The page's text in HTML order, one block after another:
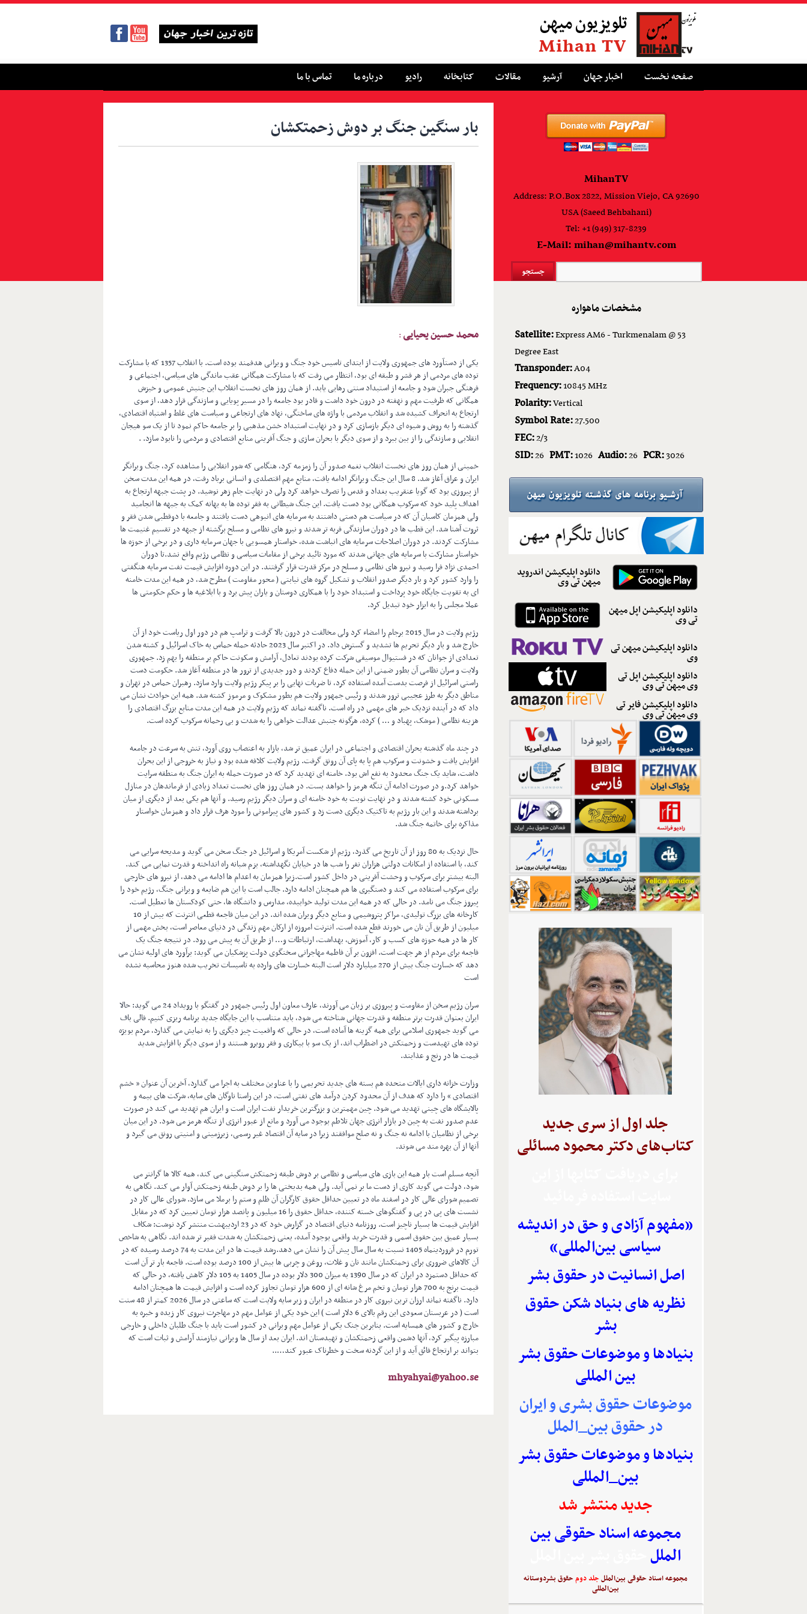
تلویزیون میهن
Mihan TV
صفحه نخست اخبار جهان آرشیو مقالات کتابخانه رادیو درباره ما تماس با ما
بار سنگین جنگ بر دوش زحمتکشان
محمد حسین یحیایی :
یکی از دستآورد های جمهوری ولایت از ابتدای تاسیس خود جنگ و ویرانی هدفمند بوده است. با انقلاب 1357 که با مشارکت
توده های مردمی از هر قشر و طبقه ای بود، انتظار می رفت که با مشارکت همگانی عقب ماندگی های سیاسی، اجتماعی و
فرهنگی جبران شود و جامعه از استبداد سنتی رهایی یابد. از همان روز های نخست انقلاب این جنبش عمومی و خیزش
همگانی که ظرفیت مهم و نهفته در درون خود داشت و قادر بود جامعه را در مسیر پویایی و سازندگی قرار دهد، از سوی
ارتجاع به انحراف کشیده شد و انقلاب مردمی با واژه های ساختگی، نهاد های ارتجاعی و سیاست های غلط و اشتباه اقتصادی،
گذشته را به روش و شیوه ای دیگر بازسازی کرد و در نهایت استبداد خشن مذهبی را بر جامعه حاکم نمود تا از یک سو هیجان
انقلابی و سازندگی را از بین ببرد و از سوی دیگر با بحران سازی و جنگ آفرینی منابع اقتصادی و مردمی را نابود سازد. .
خمینی از همان روز های نخست انقلاب نغمه صدور آن را زمزمه کرد، هنگامی که شور انقلابی را مشاهده کرد، جنگ ویرانگر
ایران و عراق آغاز شد. 8 سال این جنگ ویرانگر ادامه یافت، منابع مهم اقتصلدی و انسانی برباد رفت، در همه این مدت سخن
از پیروزی بود که گویا عنقریب بغداد و قدس را تصرف خواهد کرد ولی در نهایت جام زهر نوشید. در پشت جبهه ارتجاع به
اهداف پلید خود که سرکوب همگانی بود دست یافت. این جنگ شیطانی به فقر توده ها به بهانه کمک به جبهه ها انجامید
ولی همزمان کاسبان آن که در سیاست هم دستی داشتند به سرمایه های انبوهی دست یافتند و جامعه با دوقطبی شدن فقر و
ثروت آشنا شد. این قطب ها در دوران سازندگی فربه تر شدند و نیرو های نظامی و مسلح برگشته از جبهه در تقسیم غنیمت ها
مشارکت کردند. در دوران اصلاحات سرمایه های انباشت شده، خواستار همسویی با جهان سرمایه داری و در برخی از حوزه ها
خواستار مشارکت با سرمایه های جهانی شدند که مورد تائید برخی از مقامات سیاسی و نظامی رژیم واقع نشد.تا دوران
احمدی نژاد فرا رسید و نیرو های نظامی و مسلح در مرکز قدرت قرار گرفتند. در این دوره افزایش قیمت نفت سرمایه هنگفتی
را وارد کشور کرد و بار دیگر صدور انقلاب و تشکیل گروه های نیابتی ( محور مقاومت ) مطرح شد، در همه این مدت خامنه
ای به تقویت جایگاه خود پرداخت و استبداد خود را با همکاری دوستان و یاران پیش برد و با ابلاغیه ها و حکم حکومتی ها
عملا مجلس را به ابزار خود تبدیل کرد.
رژیم ولایت در سال 2015 برجام را امضاء کرد ولی مخالفت در درون بالا گرفت و ترامپ هم در دور اول ریاست خود از آن
خارج شد و بار دیگر تحریم ها تشدید و گسترش داد. در اکتبر سال 2023 حادثه حمله حماس به خاک اسرائیل و کشته شدن
تعدادی از جوانان که در فستیوال موسیقی شرکت کرده بودند تعادل، آرامش و سکونت حاکم بر منطقه را بهم زد. جمهوری
ولایت و سران نظامی آن بطور ضمنی از این حمله دفاع کردند و دور جدیدی از ترور ها در منطقه آغاز شد. حکومت دست
راستی اسرائیل از فرصت بدست آمده استفاده کرد، تا ضربات نهایی را بر پیکر رژیم ولایت وارد سازد. رهبران حماس در تهران و
مناطق دیگر به طرز عجیبی ترور شدند و رئیس جمهور ولایت هم بطور مشکوک و مرموز کشته شد. همه این حوادث نشان می
داد که در آینده نزدیک خبر های مهمی در راه است. ناگفته نماند که رژیم ولایت در همه این مدت منابع بزرگ اقتصادی را
هزینه نظامی ( موشک، پهباد و … ) کرده، هرگونه جنبش عدالت خواهی را به شدت و بی رحمانه سرکوب کرده است.
در چند ماه گذشته بحران اقتصادی و اجتماعی در ایران عمیق تر شد، بازار به اعتصاب روی آورد، تنش به سرعت در جامعه
افزایش یافت و خشونت و سرکوب هم پا به پای آن رونق گرفت. رژیم ولایت کلافه شده بود و نیاز به خروجی از این بحران
داشت، شاید یک جنگ محدود به نفع اش بود. خامنه ای تهدید کرد که در صورت حمله به ایران جنگ به منطقه سرایت
خواهد کرد.و در صورت ادامه آن تنگه هرمز را خواهد بست. در همان روز های نخست تعداد زیادی از فرماندهان در منازل
مسکونی خود کشته شدند و در نهایت نوبت به خود خامنه ای و سران دیگر رژیم رسید. و آنها هم یکی بعد از دیگری از میان
برداشته شدند و این بار رژیم به تاکتیک دیگری دست زد و کشور های پیرامونی را مورد هرف قرار داد و همزمان خواستار
مذاکره برای خاتمه جنگ شد.
حال نزدیک به 80 روز از آن تاریخ می گذرد، رژیم از شکست آمریکا و اسرائیل در جنگ سخن می گوید و مدیحه سرایی می
کند، با استفاده از امکانات دولتی هزاران نفر را شب ها در خیابان نگهداشته، بزم شبانه راه انداخته و قدرت نمایی می کند.
البته بیشتر برای سرکوب و وحشت آفرینی در داخل کشور است.زیرا همزمان به اعدام ها ادامه می دهد، از نیرو های خارجی
برای سرکوب استفاده می کند و دستگیری ها هم همچنان ادامه دارد. جالب است با این هم ضایعه و ویرانی جنگ، رژیم خود را
پیروز جنگ می نامد. در حالی که در همه این مدت تولید خوابیده، مدارس و دانشگاه ها، حتی کودکستان ها تعطیل است.
کارخانه های بزرگ تولیدی، مراکز پتروشیمی و منابع دیگر ویران شده اند. در این میان فاجعه قطعی انترنت که بیش از 10
میلیون از طریق آن نان می خورند قطع شده است. انترنت امروزه از ارکان مهم زندگی در دنیای معاصر است، بخش مهمی از
کار ها در همه حوزه های کسب و کار، آموزش، بهداشت، ارتباطات و… از طریق آن به پیش می رود. در نتیجه جنگ یک
فاجعه برای مردم از هر جهت است. افزون بر آن فاطمه مهاجرانی سخنگوی دولت پزشکیان می گوید: برآورد های اولیه نشان می
دهد که خسارت جنگ بیش از 270 میلیارد دلار است البته خسارت های وارده به تاسیسات تخریب شده هنوز محاسبه نشده
است
سران رژیم سخن از مقاومت و پیروزی بر زبان می آورند، عارف معاون اول رئیس جمهور در گفتگو با رویداد 24 می گوید: حالا
ایران بعنوان قدرت برتر منطقه و قدرت جهانی شناخته می شود، باید متناسب با این جایگاه جدید برنامه ریزی کنیم. فالی باف
می گوید جمهوری اسلامی برای همه گزینه ها آماده است، در حالی که واقعیت چیز دیگری را به نمایش می گذارد، مردم بویژه
توده های تهیدست و زحمتکش در اضطراب اند، از یک سو با بیکاری و فقر روبرو هستند و از سوی دیگر با افزایش شدید
قیمت ها در رنج و عذابند.
وزارت خزانه داری ایالات متحده هم بسته های جدید تحریمی را با عناوین مختلف به اجرا می گذارد، آخرین آن عنوان « خشم
اقتصادی » را دارد که هدف از آن محدود کردن درآمد های نفتی است، در این راستا ناوگان های سایه، شرکت های بیمه و
پالایشگاه های چینی تهدید می شود. چین مهمترین و بزرگترین خریدار نفت ایران است و ایران هم تهدید می کند در صورت
عدم صدور نفت به چین در بازار انرژی جهان تلاطم بوجود می آورد و مانع از عبور انرژی از تنگه هرمز می شود. در این میان
برخی از نظامیان با ادامه نه جنگ و نه صلح موافقند زیرا در سایه آن اقتصاد غیر رسمی، زیرزمینی و امنیتی رونق می گیرد و
آنها از آن بهره مند می شوند.
آنچه مسلم است بار همه این بازی های سیاسی و نظامی بر دوش طبقه زحمتکش سنگینی می کند، همه کالا ها گرانتر می
شود، دولت می گوید کاری از دست ما بر نمی آید. ولی همه بدبختی ها را بر دوش طبقه زحمتکش آوار می کند. نگاهی به
تصمیم شورای عالی کار در اسفند ماه در تعیین حداقل حقوق کارگران آن ظلم و ستم را برملا می سازد. شورای عالی کار در
نشست های پی در پی و گفتگوهای خسته کننده، حداقل حقوق را 16 میلیون و پانصد هزار تومان تعیین کرد که در مقابل
افزایش قیمت ها بسیار ناچیز است. روزنامه دنیای اقتصاد در گزارش خود که در 23 اردیبهشت منتشر کرد نوشت: شکاف
بسیار عمیق بین حقوق اسمی و قدرت خرید واقعی بوجود آمده، یعنی زحمتکشان به شدت فقیر تر شده اند. نگاهی به شاخص
تورم در فروردینماه 1405 نسبت به سال سال پیش آن را نشان می دهد.رشد قیمت ها در این مدت به 74 درصد رسیده که در
آن کالاهای ضروری برای زحمتکشان مانند نان و غلات، روغن و چربی ها بیش از 100 درصد بوده است. فاجعه بار تر آن است
که حداقل دستمزد در ایران که در سال 1390 به میزان 300 دلار بوده در سال 1405 به 105 دلار کاهش یافته، در حالی که
قیمت برنج به 700 هزار تومان و تخم مرغ شانه ای از 600 هزار تومان تجاوز کرده است و افزایش قیمت ها همچنان ادامه
دارد. ناگفته نماند ارزان ترین نیروی کار در منطقه در ایران و زیر سایه ولایت است که ساعتی در سال 2026 کمتر از 48 سنت
است ( در عربستان سعودی این رقم بالای 6 دلار است ) این خود یکی از عوامل مهم در مهاجرت نیروی کار زبده و خبره به
خارج و کشور های همسایه است. بنابرین جنک یکی از عوامل مهم ویرانی در کشور است باید با جنگ طلبان داخلی و خارجی
مبارزه پیگیر کرد، آنها دشمن واقعی زحمتکشان و تهیدستان اند. ایران بعد از سال ها ویرانی نیازمند آرامش و ثبات است که
بتواند بر ارتجاع فائق آید و از این گردنه سخت و خطرناک عبور کند…..
mhyahyai@yahoo.se
MihanTV
Address: P.O.Box 2822, Mission Viejo, CA 92690
USA (Saeed Behbahani)
Tel: +1 (949) 317-8239
E-Mail: mihan@mihantv.com
مشخصات ماهواره
Satellite:Express AM6 - Turkmenalam @ 53
Degree East
Transponder:A04
Frequency:10845 MHz
Polarity:Vertical
Symbol Rate:27.500
FEC:2/3
SID:26 PMT:1026 Audio:26 PCR:3026
دانلود اپلیکیشن اندروید
میهن تی وی
دانلود اپلیکیشن اپل میهن
تی وی
دانلود اپلیکیشن میهن تی
وی
دانلود اپلیکیشن اپل تی
وی میهن تی وی
دانلود اپلیکیشن فایر تی
وی میهن تی وی
جلد اول از سری جدید
کتاب‌های دکتر محمود مسائلی
«مفهوم آزادی و حق در اندیشه
سیاسی بین‌المللی»
اصل انسانیت در حقوق بشر
نظریه های بنیاد شکن حقوق
بشر
بنیادها و موضوعات حقوق بشر
بین المللی
موضوعات حقوق بشری و ایران
در حقوق بین_الملل
بنیادها و موضوعات حقوق بشر
بین_المللی
جدید منتشر شد
مجموعه اسناد حقوقی بین
الملل
مجموعه اسناد حقوقی بین‌المللجلد دومحقوق بشردوستانه
بین‌المللی